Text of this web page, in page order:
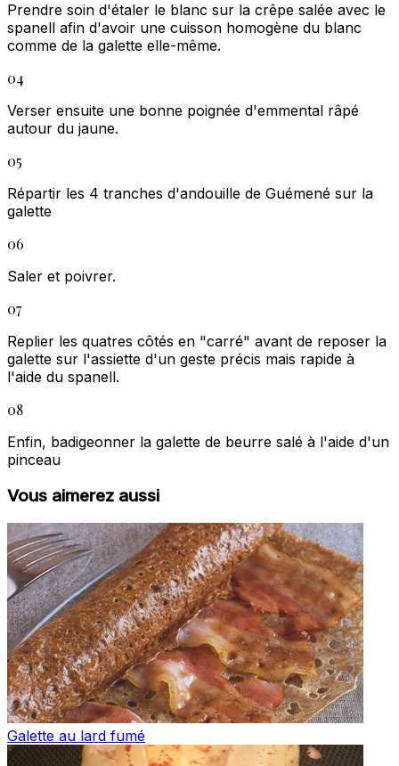
Prendre soin d'étaler le blanc sur la crêpe salée avec le
spanell afin d'avoir une cuisson homogène du blanc
comme de la galette elle-même.
04
Verser ensuite une bonne poignée d'emmental râpé
autour du jaune.
05
Répartir les 4 tranches d'andouille de Guémené sur la
galette
06
Saler et poivrer.
07
Replier les quatres côtés en "carré" avant de reposer la
galette sur l'assiette d'un geste précis mais rapide à
l'aide du spanell.
08
Enfin, badigeonner la galette de beurre salé à l'aide d'un
pinceau
Vous aimerez aussi
Galette au lard fumé